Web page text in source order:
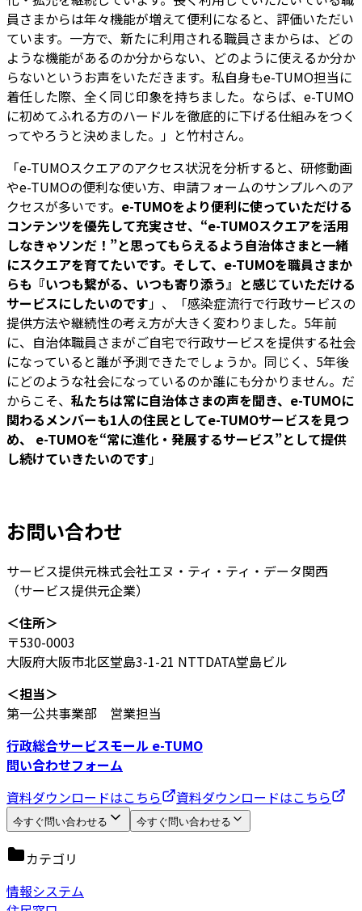
員さまからは年々機能が増えて便利になると、評価いただい
ています。一方で、新たに利用される職員さまからは、どの
ような機能があるのか分からない、どのように使えるか分か
らないというお声をいただきます。私自身もe-TUMO担当に
着任した際、全く同じ印象を持ちました。ならば、e-TUMO
に初めてふれる方のハードルを徹底的に下げる仕組みをつく
ってやろうと決めました。」と竹村さん。
「e-TUMOスクエアのアクセス状況を分析すると、研修動画
やe-TUMOの便利な使い方、申請フォームのサンプルへのア
クセスが多いです。 e-TUMOをより便利に使っていただける
コンテンツを優先して充実させ、“e-TUMOスクエアを活用
しなきゃソンだ！”と思ってもらえるよう自治体さまと一緒
にスクエアを育てたいです。そして、e-TUMOを職員さまか
らも『いつも繋がる、いつも寄り添う』と感じていただける
サービスにしたいのです」、「感染症流行で行政サービスの
提供方法や継続性の考え方が大きく変わりました。5年前
に、自治体職員さまがご自宅で行政サービスを提供する社会
になっていると誰が予測できたでしょうか。同じく、5年後
にどのような社会になっているのか誰にも分かりません。だ
からこそ、 私たちは常に自治体さまの声を聞き、e-TUMOに
関わるメンバーも1人の住民としてe-TUMOサービスを見つ
め、 e-TUMOを“常に進化・発展するサービス”として提供
し続けていきたいのです」
お問い合わせ
サービス提供元株式会社エヌ・ティ・ティ・データ関西
（サービス提供元企業）
＜住所＞
〒530-0003
大阪府大阪市北区堂島3-1-21 NTTDATA堂島ビル
＜担当＞
第一公共事業部 営業担当
行政総合サービスモール e-TUMO
問い合わせフォーム
資料ダウンロードはこちら
資料ダウンロードはこちら
今すぐ問い合わせる 今すぐ問い合わせる
カテゴリ
情報システム